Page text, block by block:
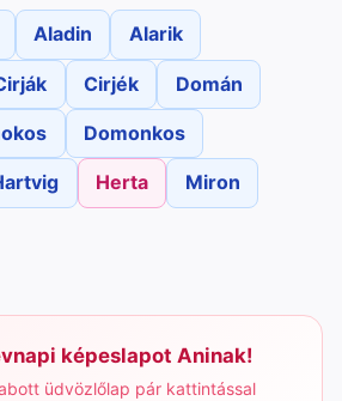
Aladin Alarik
Cirjék Domán
Domonkos
Herta Miron
képeslapot Aninak!
üdvözlőlap pár kattintással